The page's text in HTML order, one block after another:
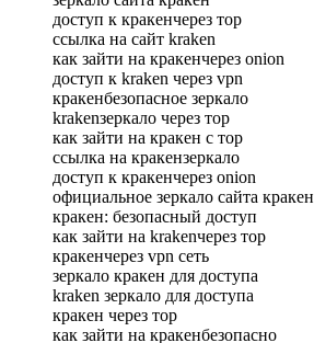
доступ к кракенчерез тор
ссылка на сайт kraken
как зайти на кракенчерез onion
доступ к kraken через vpn
кракенбезопасное зеркало
krakenзеркало через тор
как зайти на кракен с тор
ссылка на кракензеркало
доступ к кракенчерез onion
официальное зеркало сайта кракен
кракен: безопасный доступ
как зайти на krakenчерез тор
кракенчерез vpn сеть
зеркало кракен для доступа
kraken зеркало для доступа
кракен через тор
как зайти на кракенбезопасно